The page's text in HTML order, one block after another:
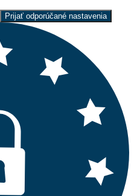
Prijať odporúčané nastavenia